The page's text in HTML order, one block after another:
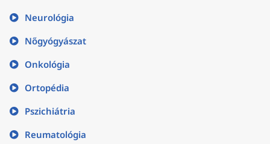
Neurológia
Nőgyógyászat
Onkológia
Ortopédia
Pszichiátria
Reumatológia